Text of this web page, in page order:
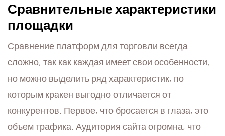
Сравнительные характеристики
площадки
Сравнение платформ для торговли всегда
сложно, так как каждая имеет свои особенности,
но можно выделить ряд характеристик, по
которым кракен выгодно отличается от
конкурентов. Первое, что бросается в глаза, это
объем трафика. Аудитория сайта огромна, что